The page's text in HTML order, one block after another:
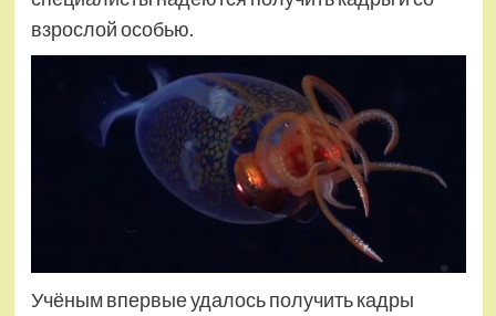
взрослой особью.
Учёным впервые удалось получить кадры